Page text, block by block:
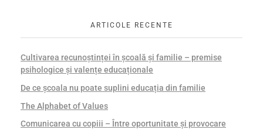
ARTICOLE RECENTE
Cultivarea recunoștinței în școală și familie – premise
psihologice și valențe educaționale
De ce școala nu poate suplini educația din familie
The Alphabet of Values
Comunicarea cu copiii – Între oportunitate și provocare